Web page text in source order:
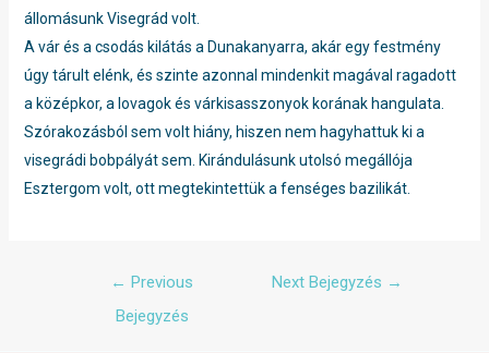
állomásunk Visegrád volt.
A vár és a csodás kilátás a Dunakanyarra, akár egy festmény
úgy tárult elénk, és szinte azonnal mindenkit magával ragadott
a középkor, a lovagok és várkisasszonyok korának hangulata.
Szórakozásból sem volt hiány, hiszen nem hagyhattuk ki a
visegrádi bobpályát sem. Kirándulásunk utolsó megállója
Esztergom volt, ott megtekintettük a fenséges bazilikát.
← Previous
Bejegyzés
Next Bejegyzés →